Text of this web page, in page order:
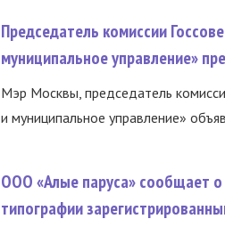
Председатель комиссии
муниципальное управление»
Мэр Москвы, председатель
и муниципальное управление»
ООО «Алые паруса» сообщает о
типографии